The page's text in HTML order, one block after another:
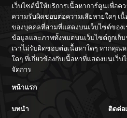
เว็บไซต์นี้ให้บริการเนื้อหาการ์ตูนเพื่อค
ความรับผิดชอบต่อความเสียหายใดๆ เ
ของบุคคลที่สามที่แสดงบนเว็บไซต์ของเ
ข้อมูลและภาพทั้งหมดบนเว็บไซต์ถูกเก็บ
เราไม่รับผิดชอบต่อเนื้อหาใดๆ หากคุ
ใดๆ ที่เกี่ยวข้องกับเนื้อหาที่แสดงบนเว็บ
จัดการ
หน้าแรก
บทนำ ติดต่อ